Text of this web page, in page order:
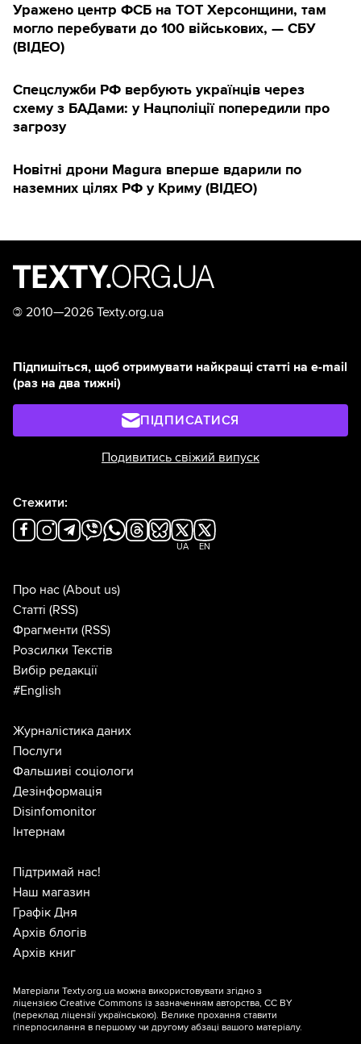
Уражено центр ФСБ на ТОТ Херсонщини, там
могло перебувати до 100 військових, — СБУ
(ВIДЕО)
Спецслужби РФ вербують українців через
схему з БАДами: у Нацполіції попередили про
загрозу
Новітні дрони Magura вперше вдарили по
наземних цілях РФ у Криму (ВІДЕО)
© 2010—2026 Texty.org.ua
Підпишіться, щоб отримувати найкращі статті на e-mail
(раз на два тижні)
ПІДПИСАТИСЯ
Подивитись свіжий випуск
Стежити:
UA EN
Про нас (About us)
Статті (RSS)
Фрагменти (RSS)
Розсилки Текстів
Вибір редакції
#English
Журналістика даних
Послуги
Фальшиві соціологи
Дезінформація
Disinfomonitor
Інтернам
Підтримай нас!
Наш магазин
Графік Дня
Архів блогів
Архів книг
Матеріали Texty.org.ua можна використовувати згідно з
ліцензією Creative Commons із зазначенням авторства, CC BY
(переклад ліцензії українською). Велике прохання ставити
гіперпосилання в першому чи другому абзаці вашого матеріалу.